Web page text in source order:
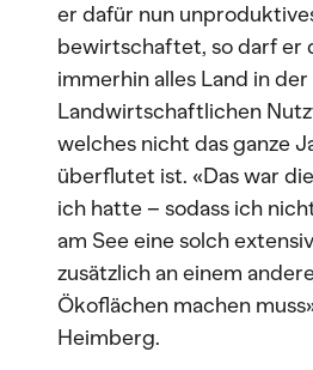
er dafür nun
bewirtschaftet, so darf er
immerhin alles Land in der
Landwirtschaftlichen
welches nicht das ganze
überflutet ist. «Das war
ich hatte – sodass ich
am See eine solch
zusätzlich an einem
Ökoflächen machen
Heimberg.